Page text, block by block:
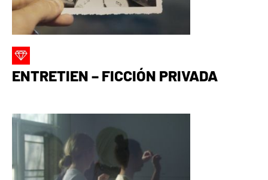
ENTRETIEN – FICCIÓN PRIVADA